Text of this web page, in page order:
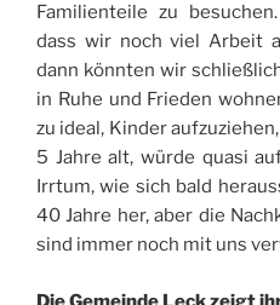
Familienteile zu
dass wir noch viel Arbeit
dann könnten wir
in Ruhe und Frieden
zu ideal, Kinder
5 Jahre alt, würde quasi
Irrtum, wie sich bald
40 Jahre her, aber die
sind immer noch mit uns